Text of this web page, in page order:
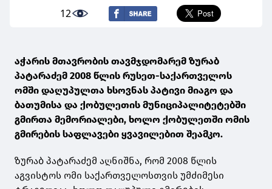
12
აჭარის მთავრობის თავმჯდომარემ ზურაბ
პატარაძემ 2008 წლის რუსეთ-საქართველოს
ომში დაღუპულთა ხსოვნას პატივი მიაგო და
ბათუმისა და ქობულეთის მუნიციპალიტეტებში
გმირთა მემორიალები, ხოლო ქობულეთში ომის
გმირების საფლავები ყვავილებით შეამკო.
ზურაბ პატარაძემ აღნიშნა, რომ 2008 წლის
აგვისტოს ომი საქართველოსთვის უმძიმესი